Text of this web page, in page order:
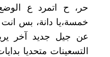
حر، ح اتمرد ع
خمسة،يا دانة، بس انت
عن جيل جديد آخر
التسعينات متحديا